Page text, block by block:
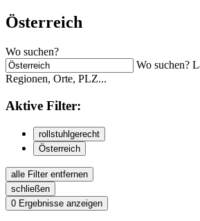
Österreich
Wo suchen?
Wo suchen?
Regionen, Orte, PLZ...
Aktive Filter:
rollstuhlgerecht
Österreich
alle Filter entfernen
schließen
0 Ergebnisse anzeigen